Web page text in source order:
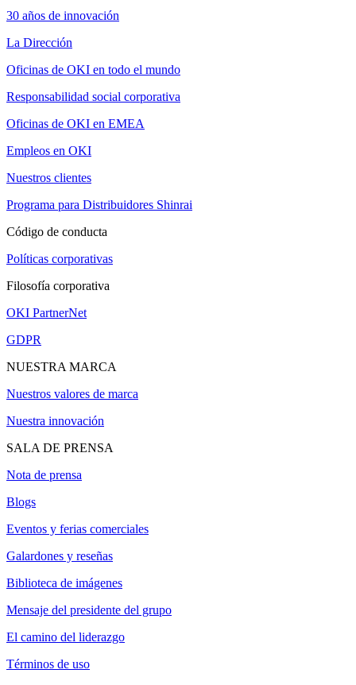
30 años de innovación
La Dirección
Oficinas de OKI en todo el mundo
Responsabilidad social corporativa
Oficinas de OKI en EMEA
Empleos en OKI
Nuestros clientes
Programa para Distribuidores Shinrai
Código de conducta
Políticas corporativas
Filosofía corporativa
OKI PartnerNet
GDPR
NUESTRA MARCA
Nuestros valores de marca
Nuestra innovación
SALA DE PRENSA
Nota de prensa
Blogs
Eventos y ferias comerciales
Galardones y reseñas
Biblioteca de imágenes
Mensaje del presidente del grupo
El camino del liderazgo
Términos de uso